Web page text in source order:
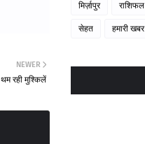
NEWER
रही मुश्किलें
मिर्ज़ापुर राशिफल
सेहत हमारी खबर